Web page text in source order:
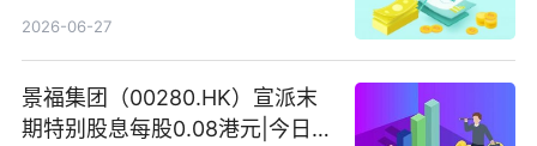
份、寒武纪、澜起科技 观速讯
2026-06-27
景福集团（00280.HK）宣派末
期特别股息每股0.08港元|今日快